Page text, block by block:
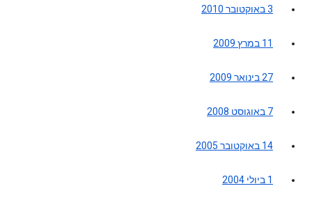
3 באוקטובר 2010
11 במרץ 2009
27 בינואר 2009
7 באוגוסט 2008
14 באוקטובר 2005
1 ביולי 2004